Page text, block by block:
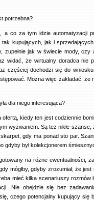
potrzebna?
a co za tym idzie automatyzacji
kupujących, jak i
zupełnie jak w świecie mody,
widać, że wirtualny doradca nie
częściej dochodzi się do
Można więc zakładać, że
dla niego interesująca?
ofertą, kiedy ten jest codziennie
wyzwaniem. Są też nikłe
gdy ma ponad sto par.
gdyby był kolekcjonerem
na różne ewentualności,
mógłby, gdyby zrozumiał, że
mieć kilka scenariuszy rozmów
Nie obejdzie się bez
czego potencjalny kupujący się